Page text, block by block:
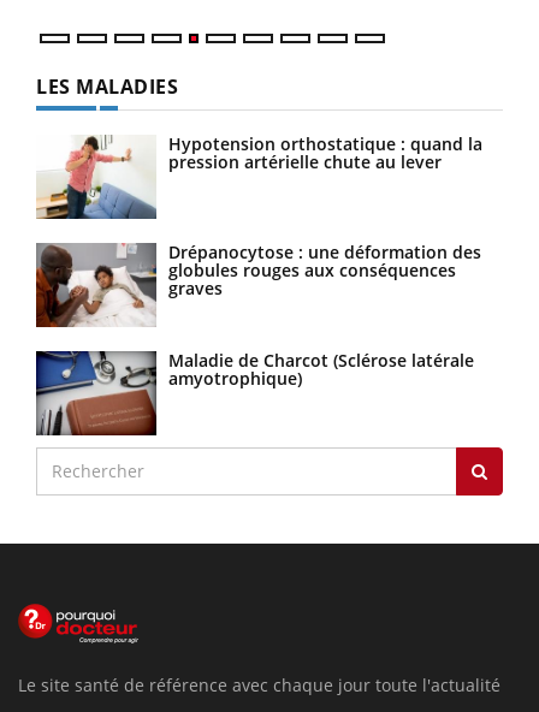
LES MALADIES
Hypotension orthostatique : quand la
pression artérielle chute au lever
Drépanocytose : une déformation des
globules rouges aux conséquences
graves
Maladie de Charcot (Sclérose latérale
amyotrophique)
Le site santé de référence avec chaque jour toute l'actualité